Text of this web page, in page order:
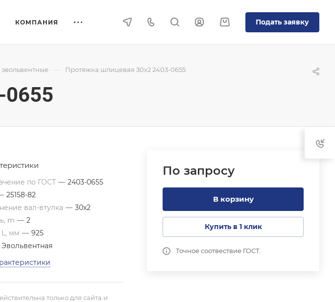
КОМПАНИЯ Подать заявку
— Протяжка шлицевая 30x2 2403-0655
По запросу
В корзину
Купить в 1 клик
Точное соотвествие ГОСТ.
по ГОСТ — 2403-0655
25158-82
вал-втулка — 30х2
m — 2
мм — 925
Эвольвентная
только для сайта и